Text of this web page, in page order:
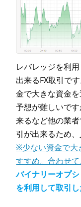
レバレッジを利
出来るFX取引で
金で大きな資金を
予想が難しいで
来るなど他の業
引が出来るため、
※少ない資金で大
すすめ。合わせ
バイナリーオプ
を利用して取引